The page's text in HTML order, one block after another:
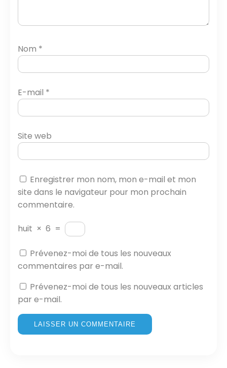
Nom *
E-mail *
Site web
Enregistrer mon nom, mon e-mail et mon
site dans le navigateur pour mon prochain
commentaire.
huit × 6 =
Prévenez-moi de tous les nouveaux
commentaires par e-mail.
Prévenez-moi de tous les nouveaux articles
par e-mail.